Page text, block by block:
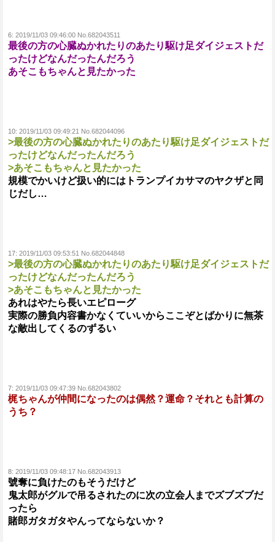
6: 2019/11/03 09:46:00 No.682043511
最後の方の心臓ぬかれたりのあたり駆け足ダイジェストだ
ったけどなんだったんだろう
あそこもちゃんと見たかった
10: 2019/11/03 09:49:21 No.682044096
>最後の方の心臓ぬかれたりのあたり駆け足ダイジェストだ
ったけどなんだったんだろう
>あそこもちゃんと見たかった
規模でかいけど扱い的にはトランプイカサマのヤクザと同
じだし…
17: 2019/11/03 09:53:51 No.682044848
>最後の方の心臓ぬかれたりのあたり駆け足ダイジェストだ
ったけどなんだったんだろう
>あそこもちゃんと見たかった
あれはやたら長いエピローグ
実際の勝負内容書かなくていいからここぞとばかりに無茶
な敵出してくるのずるい
7: 2019/11/03 09:47:39 No.682043802
梶ちゃんが仲間になったのは偶然？運命？それとも計算の
うち？
8: 2019/11/03 09:48:17 No.682043913
號奪に負けたのもそうだけど
鬼太郎がグルで吊るされたのに次の立会人までズブズブだ
ったら
賭郎ガタガタやんってならないか？